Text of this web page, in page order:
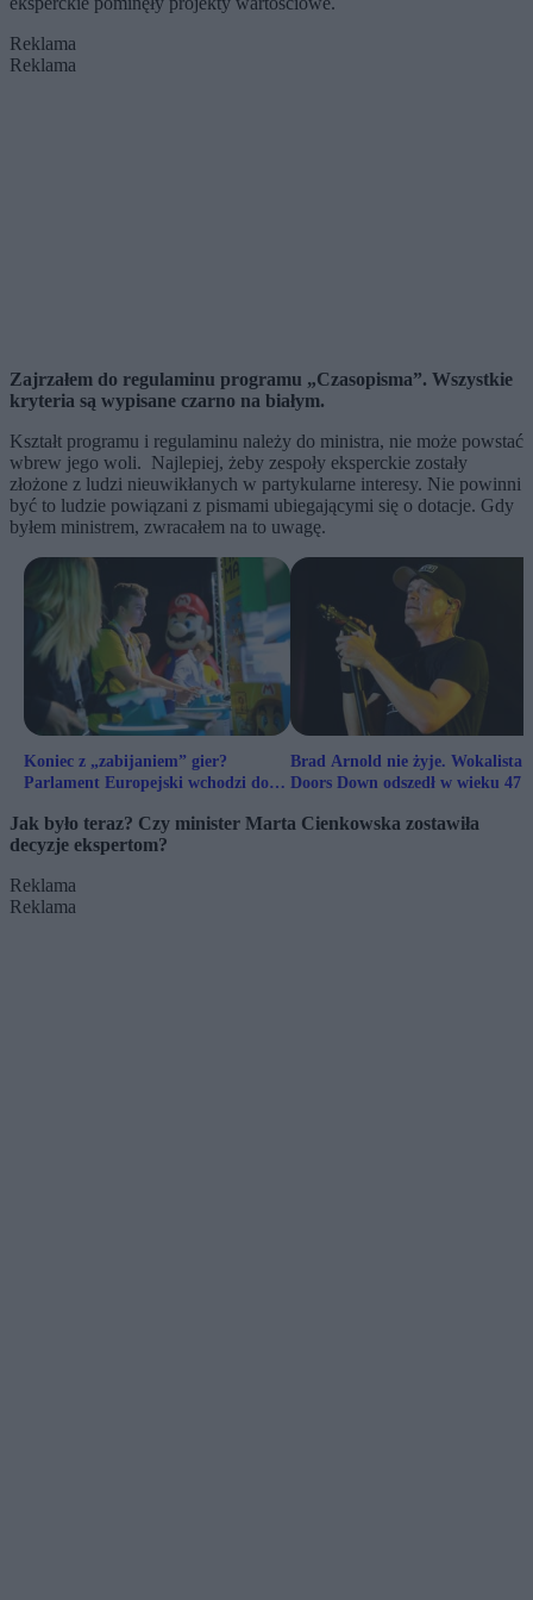
Reklama
Reklama
Zajrzałem do regulaminu programu „Czasopisma”. Wszystkie
kryteria są wypisane czarno na białym.
Kształt programu i regulaminu należy do ministra, nie może powstać
wbrew jego woli. Najlepiej, żeby zespoły eksperckie zostały
złożone z ludzi nieuwikłanych w partykularne interesy. Nie powinni
być to ludzie powiązani z pismami ubiegającymi się o dotacje. Gdy
byłem ministrem, zwracałem na to uwagę.
Koniec z „zabijaniem” gier?
Parlament Europejski wchodzi do
Brad Arnold nie żyje. Wokalista
Doors Down odszedł w wieku 47
Jak było teraz? Czy minister Marta Cienkowska zostawiła
decyzje ekspertom?
Reklama
Reklama